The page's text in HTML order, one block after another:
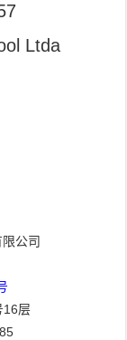
Ltda
公司
16层